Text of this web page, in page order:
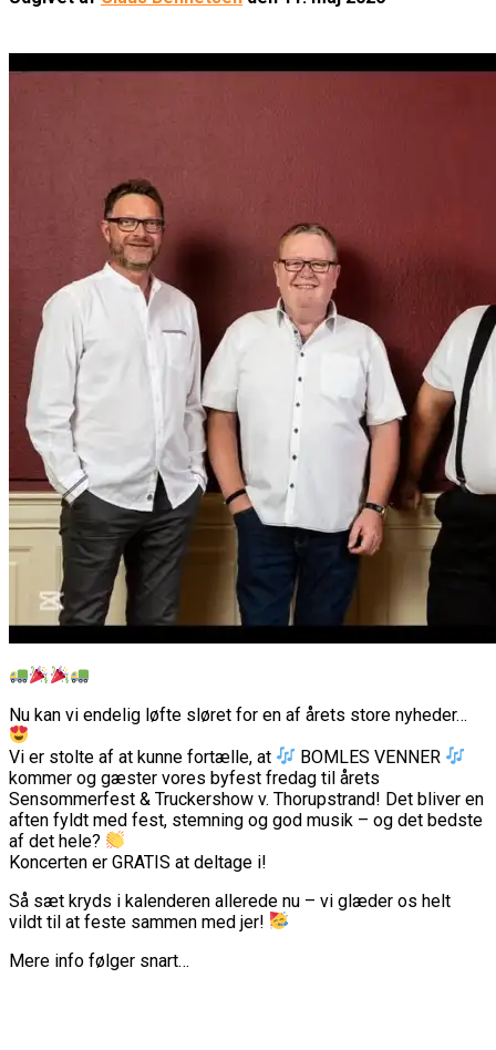
Nu kan vi endelig løfte sløret for en af årets store nyheder…
Vi er stolte af at kunne fortælle, at
BOMLES VENNER
kommer og gæster vores byfest fredag til årets
Sensommerfest & Truckershow v. Thorupstrand! Det bliver en
aften fyldt med fest, stemning og god musik – og det bedste
af det hele?
Koncerten er GRATIS at deltage i!
Så sæt kryds i kalenderen allerede nu – vi glæder os helt
vildt til at feste sammen med jer!
Mere info følger snart…